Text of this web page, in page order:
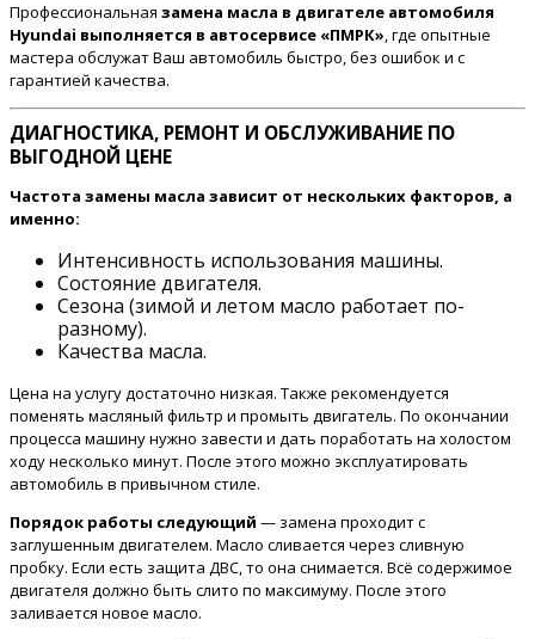
Профессиональная замена масла в двигателе автомобиля
Hyundai выполняется в автосервисе «ПМРК», где опытные
мастера обслужат Ваш автомобиль быстро, без ошибок и с
гарантией качества.
ДИАГНОСТИКА, РЕМОНТ И ОБСЛУЖИВАНИЕ ПО
ВЫГОДНОЙ ЦЕНЕ
Частота замены масла зависит от нескольких факторов, а
именно:
Интенсивность использования машины.
Состояние двигателя.
Сезона (зимой и летом масло работает по-
разному).
Качества масла.
Цена на услугу достаточно низкая. Также рекомендуется
поменять масляный фильтр и промыть двигатель. По окончании
процесса машину нужно завести и дать поработать на холостом
ходу несколько минут. После этого можно эксплуатировать
автомобиль в привычном стиле.
Порядок работы следующий — замена проходит с
заглушенным двигателем. Масло сливается через сливную
пробку. Если есть защита ДВС, то она снимается. Всё содержимое
двигателя должно быть слито по максимуму. После этого
заливается новое масло.